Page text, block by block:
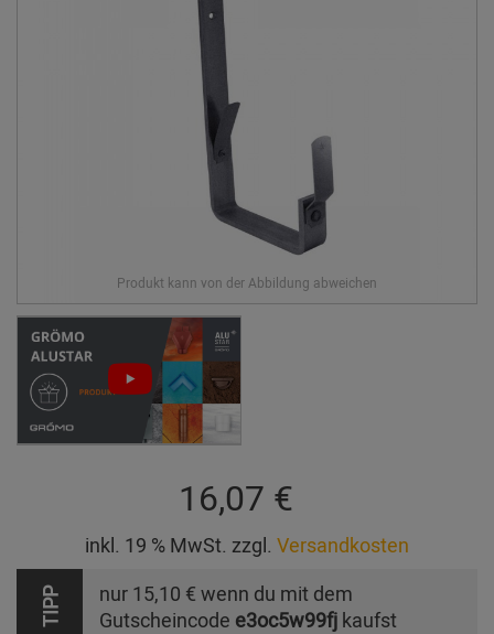
16,07 €
inkl. 19 % MwSt. zzgl. Versandkosten
TIPP nur 15,10 € wenn du mit dem
Gutscheincode e3oc5w99fj kaufst